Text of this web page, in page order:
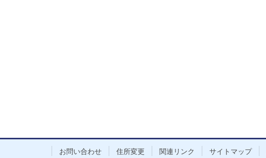
お問い合わせ 住所変更 関連リンク サイトマップ